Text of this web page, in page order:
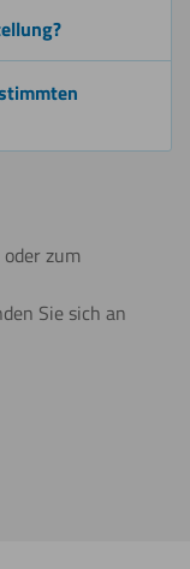
zum
Sie sich an